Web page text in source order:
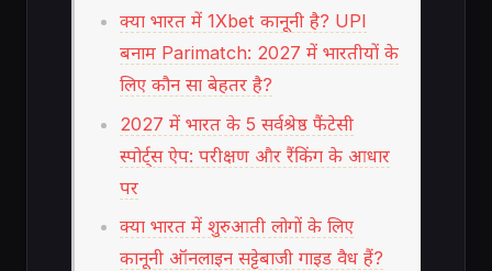
क्या भारत में 1Xbet कानूनी है? UPI
बनाम Parimatch: 2027 में भारतीयों के
लिए कौन सा बेहतर है?
2027 में भारत के 5 सर्वश्रेष्ठ फैंटेसी
स्पोर्ट्स ऐप: परीक्षण और रैंकिंग के आधार
पर
क्या भारत में शुरुआती लोगों के लिए
कानूनी ऑनलाइन सट्टेबाजी गाइड वैध हैं?